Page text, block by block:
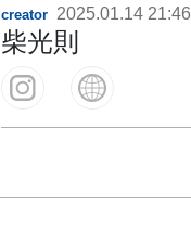
creator 2025.01.14 21:46
柴光則